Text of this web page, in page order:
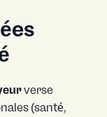
verse
(santé,